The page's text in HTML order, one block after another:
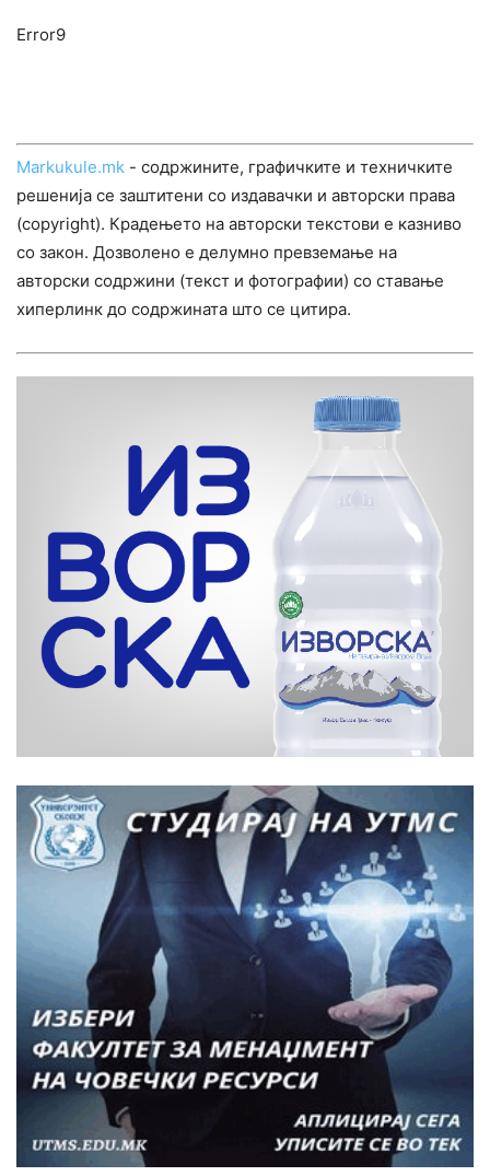
Error9
Markukule.mk - содржините, графичките и техничките
решенија се заштитени со издавачки и авторски права
(copyright). Крадењето на авторски текстови е казниво
со закон. Дозволено е делумно превземање на
авторски содржини (текст и фотографии) со ставање
хиперлинк до содржината што се цитира.